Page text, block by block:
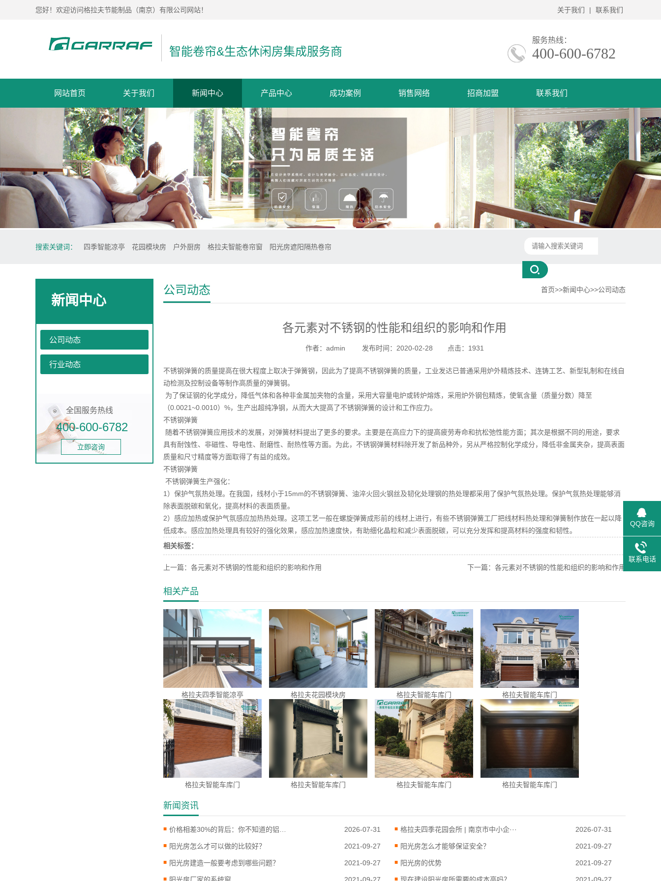
您好！欢迎访问格拉夫节能制品（南京）有限公司网站！ 关于我们 | 联系我们
智能卷帘&生态休闲房集成服务商
服务热线：
400-600-6782
网站首页 关于我们 新闻中心 产品中心 成功案例 销售网络 招商加盟 联系我们
搜索关键词： 四季智能凉亭 花园模块房 户外厨房 格拉夫智能卷帘窗 阳光房遮阳隔热卷帘
新闻中心
公司动态
行业动态
全国服务热线
400-600-6782
立即咨询
公司动态 首页>>新闻中心>>公司动态
各元素对不锈钢的性能和组织的影响和作用
作者：admin 发布时间：2020-02-28 点击：1931
不锈钢弹簧的质量提高在很大程度上取决于弹簧钢，因此为了提高不锈钢弹簧的质量，工业发达已普通采用炉外精炼技术、连铸工艺、新型轧制和在线自
动检测及控制设备等制作高质量的弹簧钢。
为了保证钢的化学成分，降低气体和各种非金属加夹物的含量，采用大容量电炉或转炉熔炼，采用炉外钢包精炼，使氧含量（质量分数）降至
（0.0021~0.0010）%，生产出超纯净钢，从而大大提高了不锈钢弹簧的设计和工作应力。
不锈钢弹簧
随着不锈钢弹簧应用技术的发展，对弹簧材料提出了更多的要求。主要是在高应力下的提高疲劳寿命和抗松弛性能方面；其次是根据不同的用途，要求
具有耐蚀性、非磁性、导电性、耐磨性、耐热性等方面。为此，不锈钢弹簧材料除开发了新品种外，另从严格控制化学成分，降低非金属夹杂，提高表面
质量和尺寸精度等方面取得了有益的成效。
不锈钢弹簧
不锈钢弹簧生产强化：
1）保护气氛热处理。在我国，线材小于15mm的不锈钢弹簧、油淬火回火钢丝及韧化处理钢的热处理都采用了保护气氛热处理。保护气氛热处理能够消
除表面脱碳和氧化，提高材料的表面质量。
2）感应加热或保护气氛感应加热热处理。这项工艺一般在螺旋弹簧成形前的线材上进行，有些不锈钢弹簧工厂把线材料热处理和弹簧制作放在一起以降
低成本。感应加热处理具有较好的强化效果，感应加热速度快，有助细化晶粒和减少表面脱碳，可以充分发挥和提高材料的强度和韧性。
相关标签：
上一篇： 各元素对不锈钢的性能和组织的影响和作用 下一篇： 各元素对不锈钢的性能和组织的影响和作用
相关产品
格拉夫四季智能凉亭 格拉夫花园模块房 格拉夫智能车库门 格拉夫智能车库门
格拉夫智能车库门 格拉夫智能车库门 格拉夫智能车库门 格拉夫智能车库门
新闻资讯
2026-07-31 格拉夫四季花园会所 | 南京市中小企··· 2026-07-31
阳光房怎么才可以做的比较好？ 2021-09-27 阳光房怎么才能够保证安全？ 2021-09-27
阳光房建造一般要考虑到哪些问题？ 2021-09-27 阳光房的优势 2021-09-27
QQ咨询
联系电话